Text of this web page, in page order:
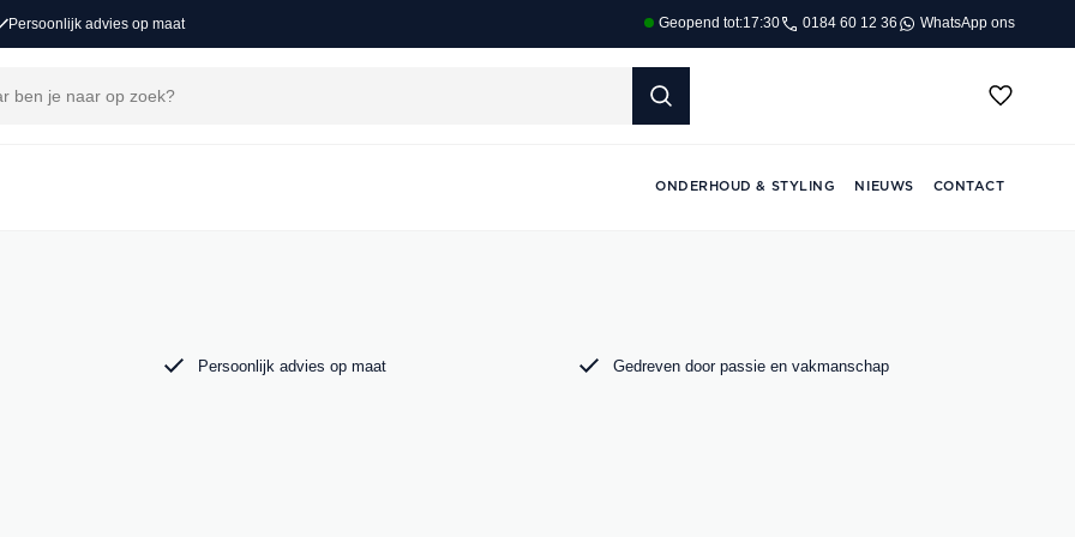
Persoonlijk advies op maat Geopend tot:17:30 0184 60 12 36 WhatsApp ons
ONDERHOUD & STYLING NIEUWS CONTACT
Auto vind je een zorgvuldig
de krachtige Audi RS6. Bekijk ons aanbod
Persoonlijk advies op maat Gedreven door passie en vakmanschap